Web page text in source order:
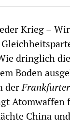
Krieg –
dringlich
Boden
der
Atomwaffen
China